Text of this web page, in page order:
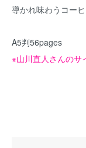
導かれ味わうコー
A5判56pages
※山川直人さんのサ